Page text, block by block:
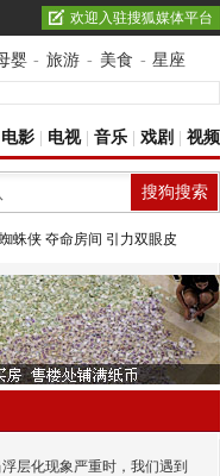
欢迎入驻搜狐媒体平台
婴 - 旅游 - 美食 - 星座
电影 电视| 音乐 戏剧 视频
蛛侠 夺命房间 引力双眼皮
浮层化现象严重时，我们遇到